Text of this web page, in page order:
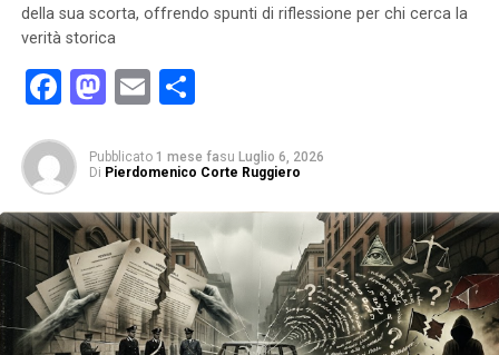
della sua scorta, offrendo spunti di riflessione per chi cerca la
verità storica
Facebook
Mastodon
EmailCondividi
Pubblicato 1 mese fasu Luglio 6, 2026
Di Pierdomenico Corte Ruggiero